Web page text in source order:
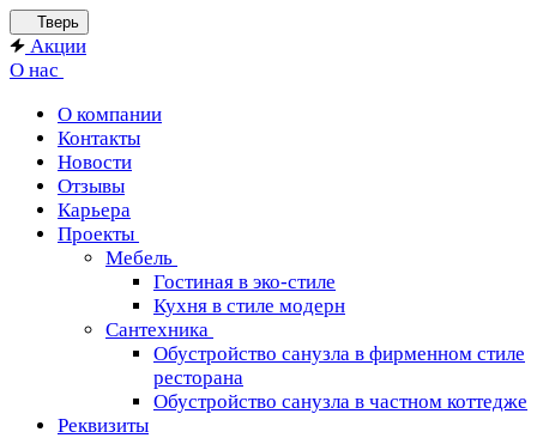
Тверь
Акции
О нас
О компании
Контакты
Новости
Отзывы
Карьера
Проекты
Мебель
Гостиная в эко-стиле
Кухня в стиле модерн
Сантехника
Обустройство санузла в фирменном стиле
ресторана
Обустройство санузла в частном коттедже
Реквизиты